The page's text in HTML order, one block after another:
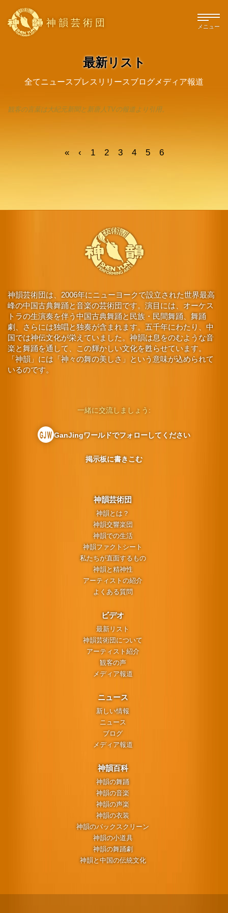
神韻芸術団 メニュー
最新リスト
全てニュースプレスリリースブログ メディア報道
観客の言葉は大紀元新聞と新唐人TVの報道より引用。
« ‹ 1 2 3 4 5 6
神韻芸術団は、2006年にニューヨークで設立された世界最高
峰の中国古典舞踊と音楽の芸術団です。演目には、オーケス
トラの生演奏を伴う中国古典舞踊と民族・民間舞踊、舞踊
劇、さらには独唱と独奏が含まれます。五千年にわたり、中
国では神伝文化が栄えていました。神韻は息をのむような音
楽と舞踊を通して、この輝かしい文化を甦らせています。
「神韻」には「神々の舞の美しさ」という意味が込められて
いるのです。
神韻芸術団
神韻とは？
神韻交響楽団
神韻での生活
神韻ファクトシート
私たちが直面するもの
神韻と精神性
アーティストの紹介
よくある質問
ビデオ
最新リスト
神韻芸術団について
アーティスト紹介
観客の声
メディア報道
ニュース
新しい情報
ニュース
ブログ
メディア報道
神韻百科
神韻の舞踊
神韻の音楽
神韻の声楽
神韻の衣装
神韻のバックスクリーン
神韻の小道具
神韻の舞踊劇
神韻と中国の伝統文化
一緒に交流しましょう:
GanJingワールドでフォローしてください
掲示板に書きこむ